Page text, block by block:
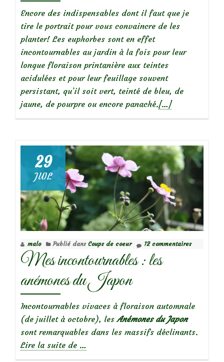
Encore des indispensables dont il faut que je
tire le portrait pour vous convaincre de les
planter! Les euphorbes sont en effet
incontournables au jardin à la fois pour leur
longue floraison printanière aux teintes
acidulées et pour leur feuillage souvent
persistant, qu’il soit vert, teinté de bleu, de
jaune, de pourpre ou encore panaché.En
incontournables
:
Les
euphorbes,
tout
pour
plaire!
[…]
29
JUIL
malo Publié dans Coups de coeur 12 commentaires
Mes incontournables : les
anémones du Japon
Incontournables vivaces à floraison automnale
(de juillet à octobre), lesAnémones du Japon
sont remarquables dans les massifs déclinants.
Lire la suite de …